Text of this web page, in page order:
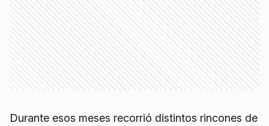
Durante esos meses recorrió distintos rincones de